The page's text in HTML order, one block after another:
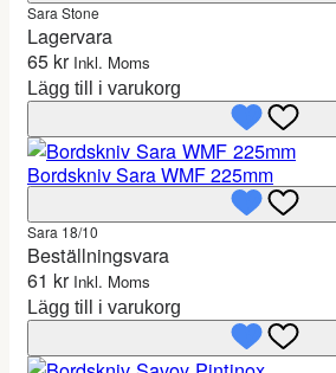
Sara Stone
Lagervara
65 kr Inkl. Moms
Lägg till i varukorg
Bordskniv Sara WMF 225mm
Sara 18/10
Beställningsvara
61 kr Inkl. Moms
Lägg till i varukorg